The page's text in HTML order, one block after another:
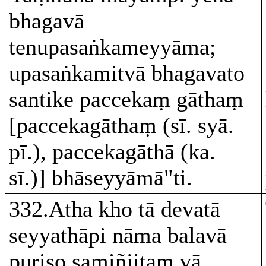
bhagavā
tenupasaṅkameyyāma;
upasaṅkamitvā bhagavato
santike paccekaṃ gāthaṃ
[paccekagāthaṃ (sī. syā.
pī.), paccekagāthā (ka.
sī.)] bhāseyyāmā"ti.
332.Atha kho tā devatā
seyyathāpi nāma balavā